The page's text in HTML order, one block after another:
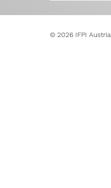
© 2026 IFPI Austria